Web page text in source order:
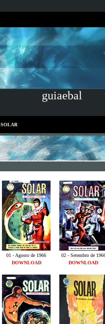
guiaebal
SOLAR
01 - Agosto de 1966
02 - Setembro de
DOWNLOAD
DOWNLOAD